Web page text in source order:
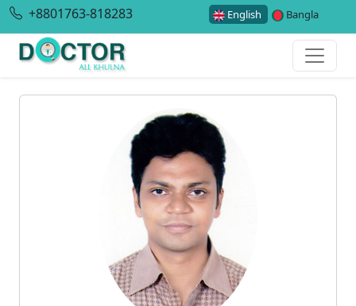
+8801763-818283 English Bangla